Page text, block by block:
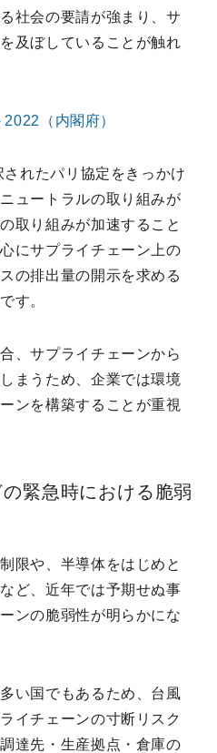
社会の要請が強まり、サ
及ぼしていることが触れ
（内閣府）
れたパリ協定をきっかけ
ュートラルの取り組みが
取り組みが加速すること
にサプライチェーン上の
の排出量の開示を求める
す。
、サプライチェーンから
まうため、企業では環境
ンを構築することが重視
緊急時における脆弱
限や、半導体をはじめと
ど、近年では予期せぬ事
ンの脆弱性が明らかにな
い国でもあるため、台風
イチェーンの寸断リスク
達先・生産拠点・倉庫の